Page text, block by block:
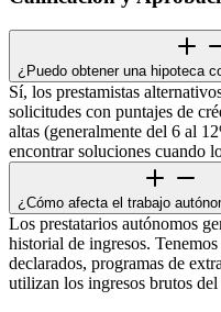
¿Puedo obtener una hipoteca
Sí, los prestamistas
solicitudes con puntajes de
altas (generalmente del 6 al
encontrar soluciones cuando
¿Cómo afecta el trabajo
Los prestatarios autónomos
historial de ingresos.
declarados, programas de
utilizan los ingresos brutos